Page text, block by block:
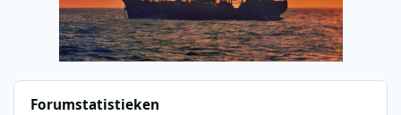
Forumstatistieken